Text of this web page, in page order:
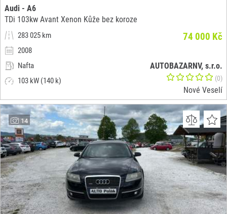
Audi - A6
TDi 103kw Avant Xenon Kůže bez koroze
283 025 km
2008
Nafta
103 kW (140 k)
74 000 Kč
AUTOBAZARNV, s.r.o.
(0)
Nové Veselí
14